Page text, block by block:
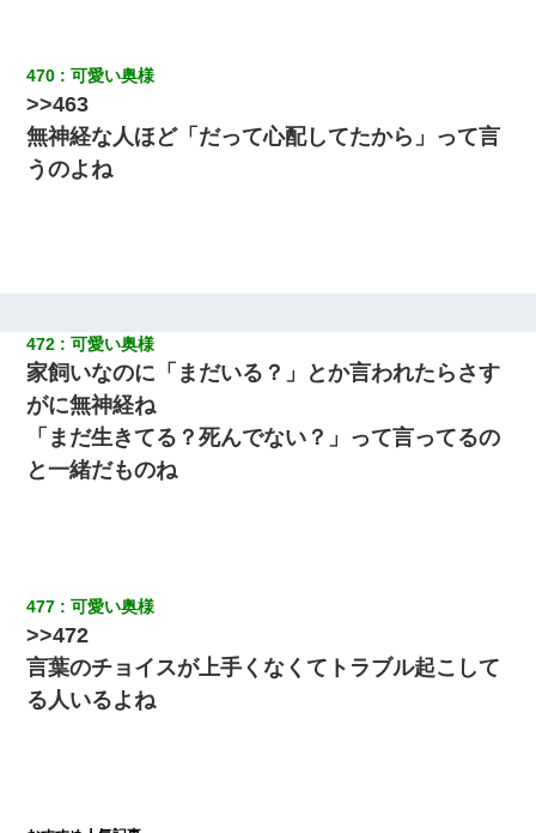
470 可愛い奥様
>>463
無神経な人ほど「だって心配してたから」って言
うのよね
472 可愛い奥様
家飼いなのに「まだいる？」とか言われたらさす
がに無神経ね
「まだ生きてる？死んでない？」って言ってるの
と一緒だものね
477 可愛い奥様
>>472
言葉のチョイスが上手くなくてトラブル起こして
る人いるよね